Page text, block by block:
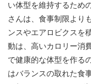
い体型を維持するため
さんは、食事制限より
ンスやエアロビクスを
動は、高いカロリー消
で健康的な体型を作る
はバランスの取れた食